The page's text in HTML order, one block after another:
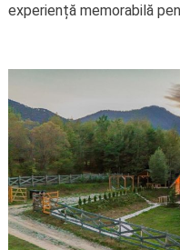
experiență memorabilă